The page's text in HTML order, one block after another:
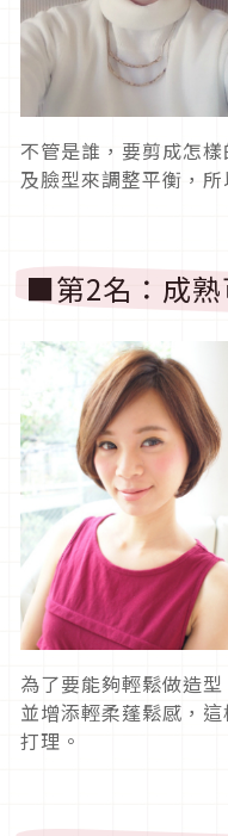
不管是誰，要剪成怎
及臉型來調整平衡，
■第2名：成熟
為了要能夠輕鬆做造
並增添輕柔蓬鬆感，
打理。